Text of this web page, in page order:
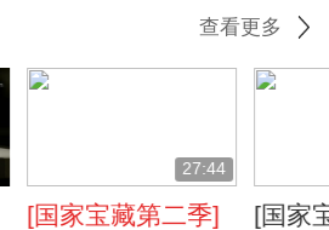
查看更多
27:44
[国家宝藏第二季]
[国家